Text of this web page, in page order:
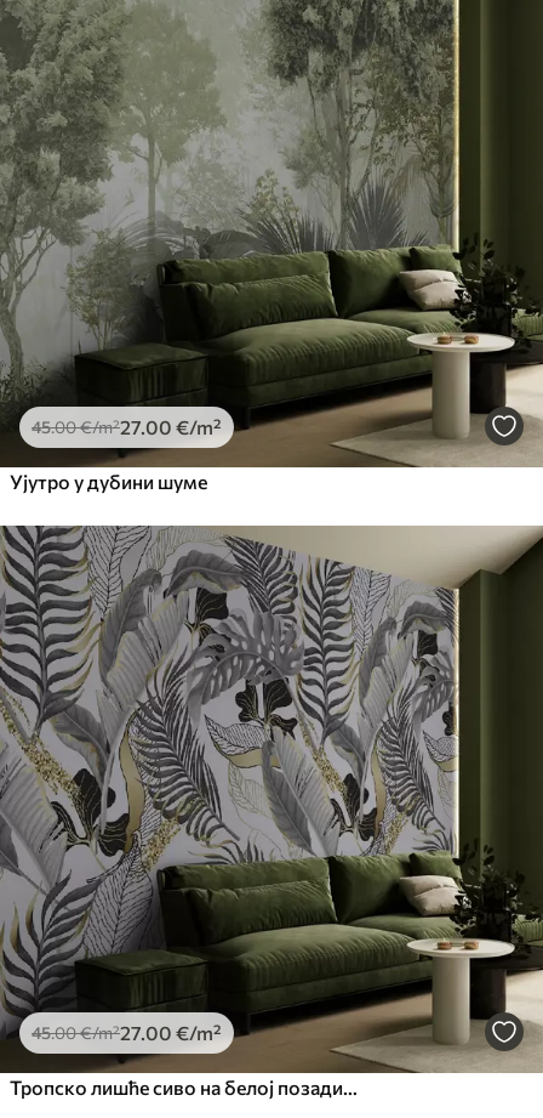
45.00€/m²27 .00 €/m²
Ујутро у дубини шуме
45.00€/m²27 .00 €/m²